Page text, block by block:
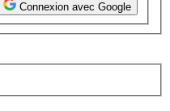
Connexion avec Google